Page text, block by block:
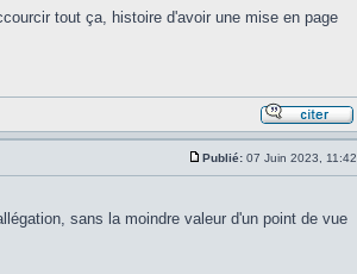
tout ça, histoire d'avoir une mise en page
Publié:07 Juin 2023, 11:42
sans la moindre valeur d'un point de vue